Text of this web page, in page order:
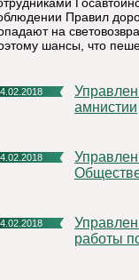
Правил
на
шансы, что
Управление Росреестра по Республике Коми: о лесной
амнистии
Управление Росреестра по Республике Коми: итоги работы
Управление Росреестра по Республике Коми: о состоянии
работы